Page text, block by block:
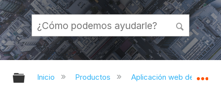
Expandir/contraer jerarquía global
Inicio Productos Aplicación web de